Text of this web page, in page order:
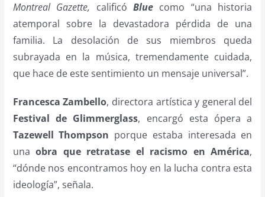
Montreal Gazette, calificó Blue como “una historia
atemporal sobre la devastadora pérdida de una
familia. La desolación de sus miembros queda
subrayada en la música, tremendamente cuidada,
que hace de este sentimiento un mensaje universal”.
Francesca Zambello, directora artística y general del
Festival de Glimmerglass, encargó esta ópera a
Tazewell Thompson porque estaba interesada en
unaobra que retratase el racismo en América,
“dónde nos encontramos hoy en la lucha contra esta
ideología”, señala.